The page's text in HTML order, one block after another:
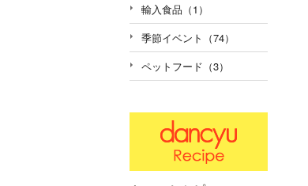
輸入食品（1）
季節イベント（74）
ペットフード（3）